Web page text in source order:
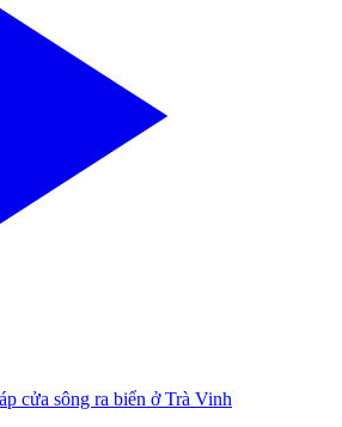
cửa sông ra biển ở Trà Vinh